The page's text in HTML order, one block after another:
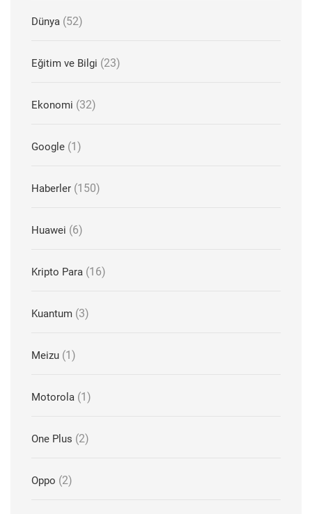
Dünya (52)
Eğitim ve Bilgi (23)
Ekonomi (32)
Google (1)
Haberler (150)
Huawei (6)
Kripto Para (16)
Kuantum (3)
Meizu (1)
Motorola (1)
One Plus (2)
Oppo (2)